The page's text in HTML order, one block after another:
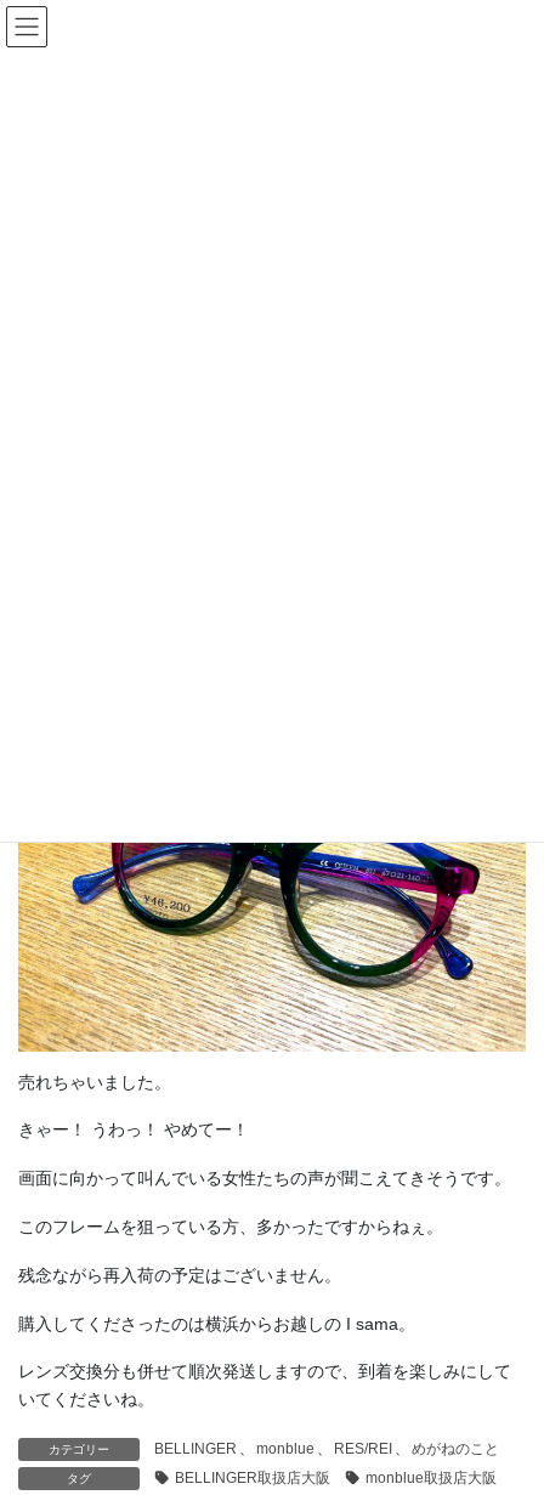
コ
ン
ナ
ビ
売れちゃいました。
きゃー！ うわっ！ やめてー！
画面に向かって叫んでいる女性たちの声が聞こえてきそうです。
このフレームを狙っている方、多かったですからねぇ。
残念ながら再入荷の予定はございません。
購入してくださったのは横浜からお越しの I sama。
レンズ交換分も併せて順次発送しますので、到着を楽しみにして
いてくださいね。
カテゴリー BELLINGER 、 monblue 、 RES/REI 、 めがねのこと
タグ BELLINGER取扱店大阪
monblue取扱店大阪